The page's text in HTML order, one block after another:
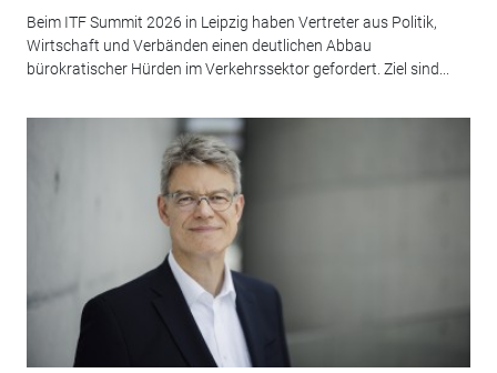
Beim ITF Summit 2026 in Leipzig haben Vertreter aus Politik,
Wirtschaft und Verbänden einen deutlichen Abbau
bürokratischer Hürden im Verkehrssektor gefordert. Ziel sind...